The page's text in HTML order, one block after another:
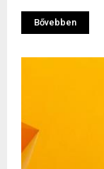
Bővebben